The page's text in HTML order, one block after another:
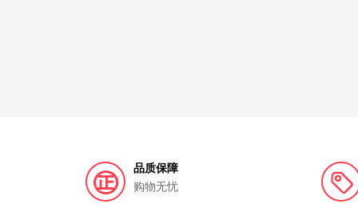
品质保障
购物无忧